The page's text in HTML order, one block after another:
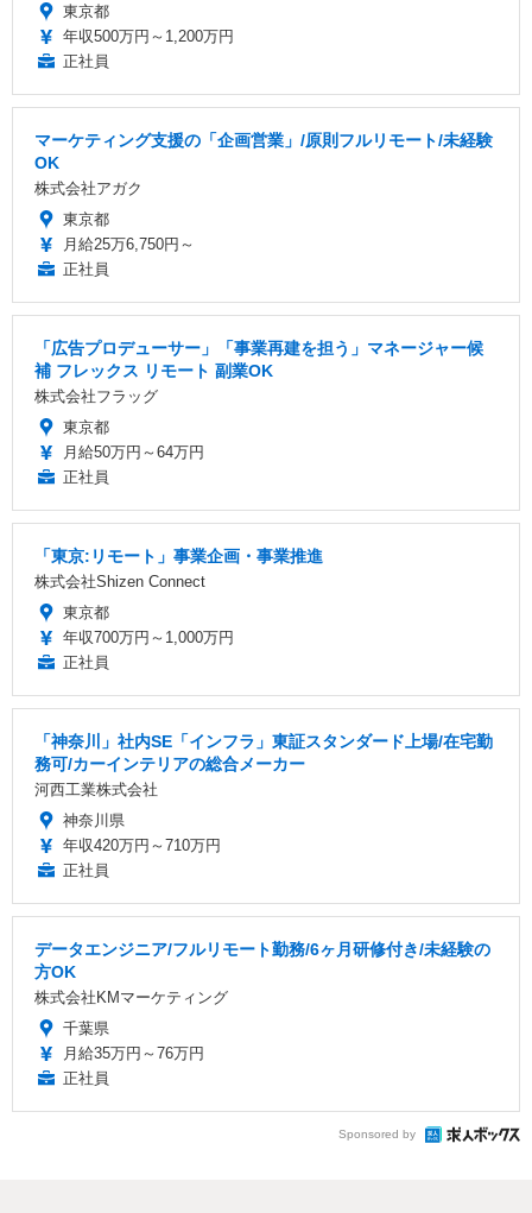
東京都
年収500万円～1,200万円
正社員
マーケティング支援の「企画営業」/原則フルリモート/未経験
OK
株式会社アガク
東京都
月給25万6,750円～
正社員
「広告プロデューサー」「事業再建を担う」マネージャー候
補 フレックス リモート 副業OK
株式会社フラッグ
東京都
月給50万円～64万円
正社員
「東京:リモート」事業企画・事業推進
株式会社Shizen Connect
東京都
年収700万円～1,000万円
正社員
「神奈川」社内SE「インフラ」東証スタンダード上場/在宅勤
務可/カーインテリアの総合メーカー
河西工業株式会社
神奈川県
年収420万円～710万円
正社員
データエンジニア/フルリモート勤務/6ヶ月研修付き/未経験の
方OK
株式会社KMマーケティング
千葉県
月給35万円～76万円
正社員
Sponsored by